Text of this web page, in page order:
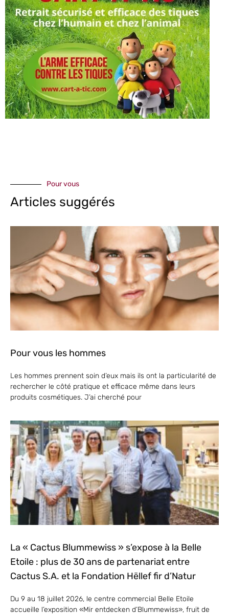
Pour vous
Articles suggérés
Pour vous les hommes
Les hommes prennent soin d’eux mais ils ont la particularité de
rechercher le côté pratique et efficace même dans leurs
produits cosmétiques. J’ai cherché pour
La « Cactus Blummewiss » s’expose à la Belle
Etoile : plus de 30 ans de partenariat entre
Cactus S.A. et la Fondation Hëllef fir d’Natur
Du 9 au 18 juillet 2026, le centre commercial Belle Etoile
accueille l’exposition «Mir entdecken d’Blummewiss», fruit de